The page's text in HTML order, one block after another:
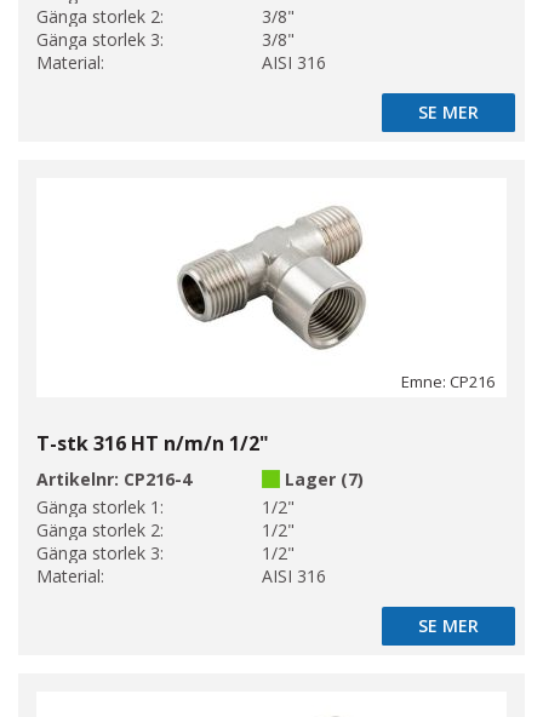
Gänga storlek 2:
3/8"
Gänga storlek 3:
3/8"
Material:
AISI 316
SE MER
SE MER
Emne: CP216
T-stk 316 HT n/m/n 1/2"
Artikelnr: CP216-4
Lager (7)
Gänga storlek 1:
1/2"
Gänga storlek 2:
1/2"
Gänga storlek 3:
1/2"
Material:
AISI 316
SE MER
SE MER